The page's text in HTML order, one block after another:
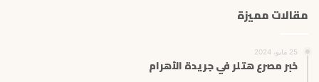
مقالات مميزة
25 مايو، 2024
خبر مصرع هتلر في جريدة الأهرام